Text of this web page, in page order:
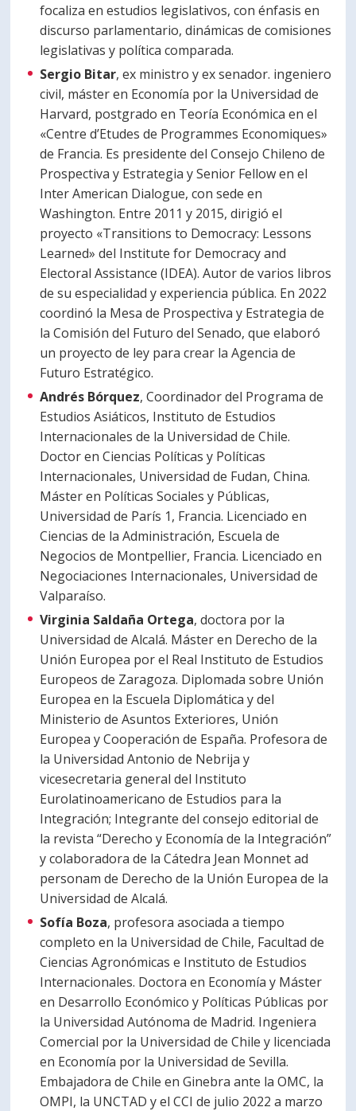
focaliza en estudios legislativos, con énfasis en
discurso parlamentario, dinámicas de comisiones
legislativas y política comparada.
Sergio Bitar, ex ministro y ex senador. ingeniero
civil, máster en Economía por la Universidad de
Harvard, postgrado en Teoría Económica en el
«Centre d’Etudes de Programmes Economiques»
de Francia. Es presidente del Consejo Chileno de
Prospectiva y Estrategia y Senior Fellow en el
Inter American Dialogue, con sede en
Washington. Entre 2011 y 2015, dirigió el
proyecto «Transitions to Democracy: Lessons
Learned» del Institute for Democracy and
Electoral Assistance (IDEA). Autor de varios libros
de su especialidad y experiencia pública. En 2022
coordinó la Mesa de Prospectiva y Estrategia de
la Comisión del Futuro del Senado, que elaboró
un proyecto de ley para crear la Agencia de
Futuro Estratégico.
Andrés Bórquez, Coordinador del Programa de
Estudios Asiáticos, Instituto de Estudios
Internacionales de la Universidad de Chile.
Doctor en Ciencias Políticas y Políticas
Internacionales, Universidad de Fudan, China.
Máster en Políticas Sociales y Públicas,
Universidad de París 1, Francia. Licenciado en
Ciencias de la Administración, Escuela de
Negocios de Montpellier, Francia. Licenciado en
Negociaciones Internacionales, Universidad de
Valparaíso.
Virginia Saldaña Ortega, doctora por la
Universidad de Alcalá. Máster en Derecho de la
Unión Europea por el Real Instituto de Estudios
Europeos de Zaragoza. Diplomada sobre Unión
Europea en la Escuela Diplomática y del
Ministerio de Asuntos Exteriores, Unión
Europea y Cooperación de España. Profesora de
la Universidad Antonio de Nebrija y
vicesecretaria general del Instituto
Eurolatinoamericano de Estudios para la
Integración; Integrante del consejo editorial de
la revista “Derecho y Economía de la Integración”
y colaboradora de la Cátedra Jean Monnet ad
personam de Derecho de la Unión Europea de la
Universidad de Alcalá.
Sofía Boza, profesora asociada a tiempo
completo en la Universidad de Chile, Facultad de
Ciencias Agronómicas e Instituto de Estudios
Internacionales. Doctora en Economía y Máster
en Desarrollo Económico y Políticas Públicas por
la Universidad Autónoma de Madrid. Ingeniera
Comercial por la Universidad de Chile y licenciada
en Economía por la Universidad de Sevilla.
Embajadora de Chile en Ginebra ante la OMC, la
OMPI, la UNCTAD y el CCI de julio 2022 a marzo